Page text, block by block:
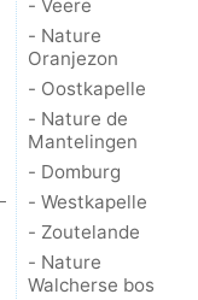
- Veere
- Nature
Oranjezon
- Oostkapelle
- Nature de
Mantelingen
- Domburg
- Westkapelle
- Zoutelande
- Nature
Walcherse bos